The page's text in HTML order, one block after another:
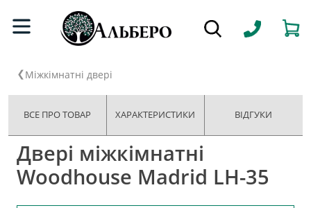
Міжкімнатні двері
ВСЕ ПРО ТОВАР ХАРАКТЕРИСТИКИ ВІДГУКИ
Двері міжкімнатні
Woodhouse Madrid LH-35